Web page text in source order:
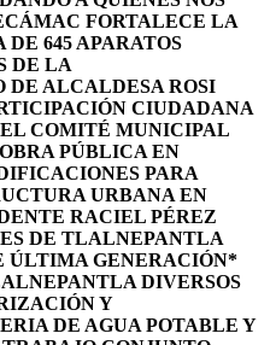
FORTALECE LA
645 APARATOS
DE LA
DE ALCALDESA ROSI
CIUDADANA
COMITÉ MUNICIPAL
PÚBLICA EN
PARA
URBANA EN
RACIEL PÉREZ
DE TLALNEPANTLA
ÚLTIMA GENERACIÓN*
DIVERSOS
Y
DE AGUA POTABLE Y